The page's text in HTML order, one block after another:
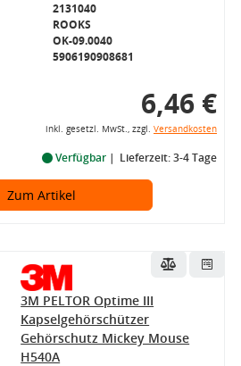
2131040
ROOKS
OK-09.0040
5906190908681
6,46 €
inkl. gesetzl. MwSt., zzgl. Versandkosten
Verfügbar Lieferzeit: 3-4 Tage
Zum Artikel
3M PELTOR Optime III
Kapselgehörschützer
Gehörschutz Mickey Mouse
H540A